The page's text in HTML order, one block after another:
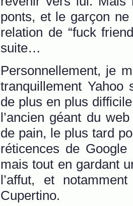
ponts, et le garçon
relation de “fuck
suite…
Personnellement, je
tranquillement Yahoo
de plus en plus
l’ancien géant du
de pain, le plus tard
réticences de
mais tout en gardant
l’affut, et
Cupertino.